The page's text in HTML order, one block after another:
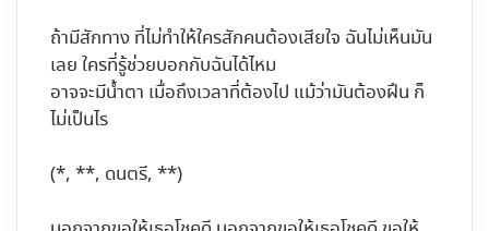
ถ้ามีสักทาง ที่ไม่ทำให้ใครสักคนต้องเสียใจ ฉันไม่เห็นมัน
เลย ใครที่รู้ช่วยบอกกับฉันได้ไหม
อาจจะมีน้ำตา เมื่อถึงเวลาที่ต้องไป แม้ว่ามันต้องฝึน ก็
ไม่เป็นไร
(*, **, ดนตรี, **)